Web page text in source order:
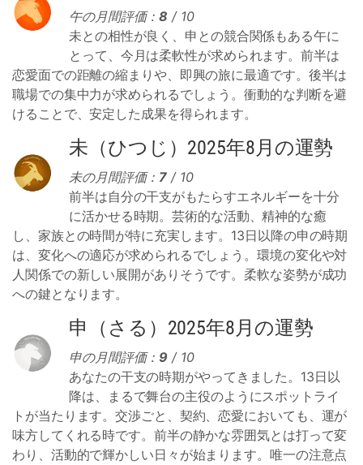
午の月間評価：8 / 10
未との相性が良く、申との競合関係もある午に
とって、今月は柔軟性が求められます。前半は
恋愛面での距離の縮まりや、即興の旅に最適です。後半は
職場での集中力が求められるでしょう。衝動的な判断を避
けることで、安定した成果を得られます。
未（ひつじ）2025年8月の運勢
未の月間評価： 7 / 10
前半は自分の干支がもたらすエネルギーを十分
に活かせる時期。芸術的な活動、精神的な癒
し、家族との時間が特に充実します。13日以降の申の時期
は、変化への適応が求められるでしょう。環境の変化や対
人関係での新しい展開がありそうです。柔軟な姿勢が成功
への鍵となります。
申（さる）2025年8月の運勢
申の月間評価： 9 / 10
あなたの干支の時期がやってきました。13日以
降は、まるで舞台の主役のようにスポットライ
トが当たります。交渉ごと、契約、恋愛においても、運が
味方してくれる時です。前半の静かな雰囲気とは打って変
わり、活動的で輝かしい日々が始まります。唯一の注意点